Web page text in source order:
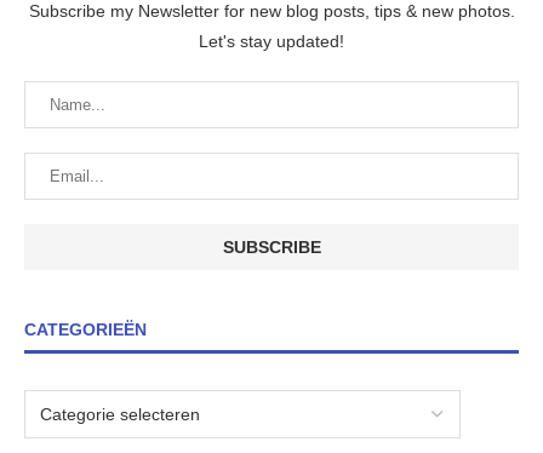
Subscribe my Newsletter for new blog posts, tips & new photos.
Let's stay updated!
CATEGORIEËN